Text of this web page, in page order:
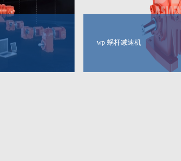
wp 蜗杆减速机